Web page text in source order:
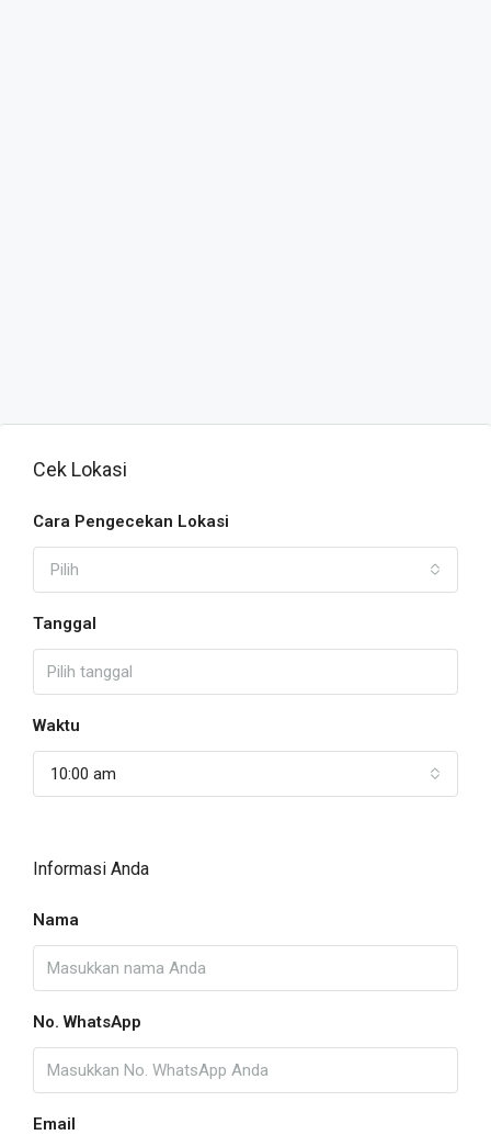
Cek Lokasi
Cara Pengecekan Lokasi
Pilih
Tanggal
Waktu
10:00 am
Informasi Anda
Nama
No. WhatsApp
Email